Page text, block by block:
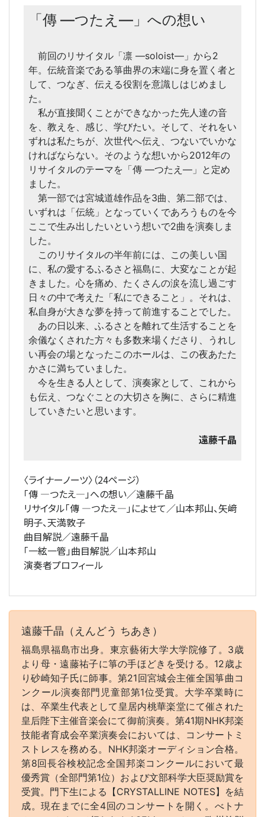
「傳 ―つたえ―」への想い
前回のリサイタル「凛 ―soloist―」から2
年。伝統音楽である箏曲界の末端に身を置く者と
して、つなぎ、伝える役割を意識しはじめまし
た。
私が直接聞くことができなかった先人達の音
を、教えを、感じ、学びたい。そして、それをい
ずれは私たちが、次世代へ伝え、つないでいかな
ければならない。そのような想いから2012年の
リサイタルのテーマを「傳 ―つたえ―」と定め
ました。
第一部では宮城道雄作品を3曲、第二部では、
いずれは「伝統」となっていくであろうものを今
ここで生み出したいという想いで2曲を演奏しま
した。
このリサイタルの半年前には、この美しい国
に、私の愛するふるさと福島に、大変なことが起
きました。心を痛め、たくさんの涙を流し過ごす
日々の中で考えた「私にできること」。それは、
私自身が大きな夢を持って前進することでした。
あの日以来、ふるさとを離れて生活することを
余儀なくされた方々も多数来場くださり、うれし
い再会の場となったこのホールは、この夜あたた
かさに満ちていました。
今を生きる人として、演奏家として、これから
も伝え、つなぐことの大切さを胸に、さらに精進
していきたいと思います。
遠藤千晶
〈ライナーノーツ〉（24ページ）
「傳 ―つたえ―」への想い／遠藤千晶
リサイタル「傳 ―つたえ―」によせて／山本邦山、矢﨑
明子、天満敦子
曲目解説／遠藤千晶
「一絃一管」曲目解説／山本邦山
演奏者プロフィール
遠藤千晶（えんどう ちあき）
福島県福島市出身。東京藝術大学大学院修了。3歳
より母・遠藤祐子に箏の手ほどきを受ける。12歳よ
り砂崎知子氏に師事。第21回宮城会主催全国箏曲コ
ンクール演奏部門児童部第1位受賞。大学卒業時に
は、卒業生代表として皇居内桃華楽堂にて催された
皇后陛下主催音楽会にて御前演奏。第41期NHK邦楽
技能者育成会卒業演奏会においては、コンサートミ
ストレスを務める。NHK邦楽オーディション合格。
第8回長谷検校記念全国邦楽コンクールにおいて最
優秀賞（全部門第1位）および文部科学大臣奨励賞を
受賞。門下生による【CRYSTALLINE NOTES】を結
成。現在までに全4回のコンサートを開く。べトナ